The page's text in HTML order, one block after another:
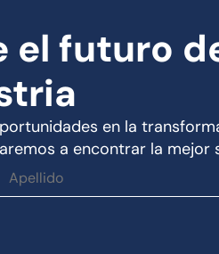
el futuro
en la
a encontrar la mejor